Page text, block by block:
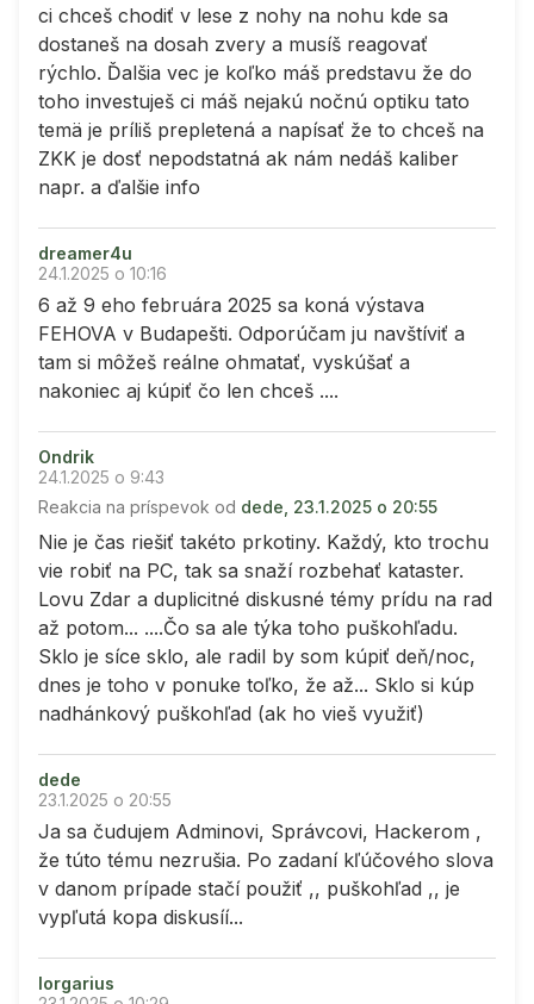
ci chceš chodiť v lese z nohy na nohu kde sa
dostaneš na dosah zvery a musíš reagovať
rýchlo. Ďalšia vec je koľko máš predstavu že do
toho investuješ ci máš nejakú nočnú optiku tato
temä je príliš prepletená a napísať že to chceš na
ZKK je dosť nepodstatná ak nám nedáš kaliber
napr. a ďalšie info
dreamer4u
24.1.2025 o 10:16
6 až 9 eho februára 2025 sa koná výstava
FEHOVA v Budapešti. Odporúčam ju navštíviť a
tam si môžeš reálne ohmatať, vyskúšať a
nakoniec aj kúpiť čo len chceš ....
Ondrik
24.1.2025 o 9:43
Reakcia na príspevok od dede, 23.1.2025 o 20:55
Nie je čas riešiť takéto prkotiny. Každý, kto trochu
vie robiť na PC, tak sa snaží rozbehať kataster.
Lovu Zdar a duplicitné diskusné témy prídu na rad
až potom... ....Čo sa ale týka toho puškohľadu.
Sklo je síce sklo, ale radil by som kúpiť deň/noc,
dnes je toho v ponuke toľko, že až... Sklo si kúp
nadhánkový puškohľad (ak ho vieš využiť)
dede
23.1.2025 o 20:55
Ja sa čudujem Adminovi, Správcovi, Hackerom ,
že túto tému nezrušia. Po zadaní kľúčového slova
v danom prípade stačí použiť ,, puškohľad ,, je
vypľutá kopa diskusíí...
lorgarius